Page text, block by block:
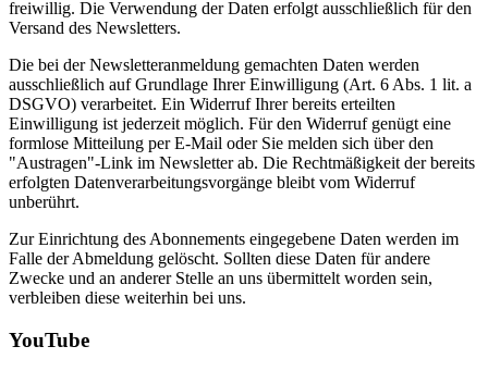
freiwillig. Die Verwendung der Daten erfolgt ausschließlich für den
Versand des Newsletters.
Die bei der Newsletteranmeldung gemachten Daten werden
ausschließlich auf Grundlage Ihrer Einwilligung (Art. 6 Abs. 1 lit. a
DSGVO) verarbeitet. Ein Widerruf Ihrer bereits erteilten
Einwilligung ist jederzeit möglich. Für den Widerruf genügt eine
formlose Mitteilung per E-Mail oder Sie melden sich über den
"Austragen"-Link im Newsletter ab. Die Rechtmäßigkeit der bereits
erfolgten Datenverarbeitungsvorgänge bleibt vom Widerruf
unberührt.
Zur Einrichtung des Abonnements eingegebene Daten werden im
Falle der Abmeldung gelöscht. Sollten diese Daten für andere
Zwecke und an anderer Stelle an uns übermittelt worden sein,
verbleiben diese weiterhin bei uns.
YouTube